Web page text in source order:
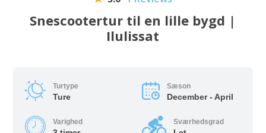
Snescootertur til en lille bygd |
Ilulissat
Turtype
Ture
Sæson
December - April
Varighed Sværhedsgrad